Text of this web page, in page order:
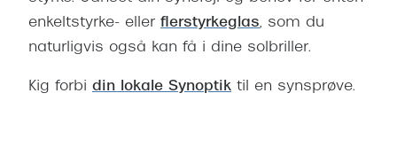
enkeltstyrke- eller flerstyrkeglas, som du
naturligvis også kan få i dine solbriller.
Kig forbi din lokale Synoptik til en synsprøve.